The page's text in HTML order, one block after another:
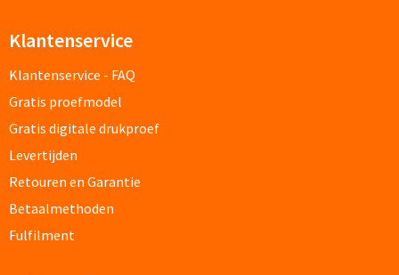
Auto organizers bedrukken
Veiligheidshamersbedrukken
IJskrabbers bedrukken
Parkeerschijven bedrukken
Auto zonneschermen bedrukken
Klantenservice
Klantenservice - FAQ
Gratis proefmodel
Gratis digitale drukproef
Levertijden
Retouren en Garantie
Betaalmethoden
Fulfilment